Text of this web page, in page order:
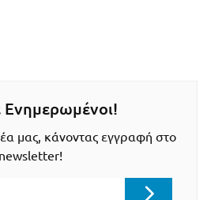
Ενημερωμένοι!
μας, κάνοντας εγγραφή στο
newsletter!